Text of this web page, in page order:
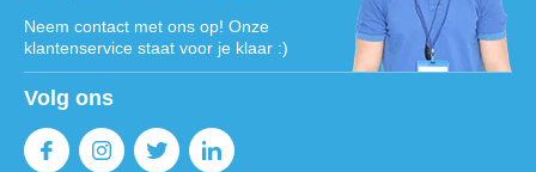
Neem contact met ons op! Onze
klantenservice staat voor je klaar :)
Volg ons